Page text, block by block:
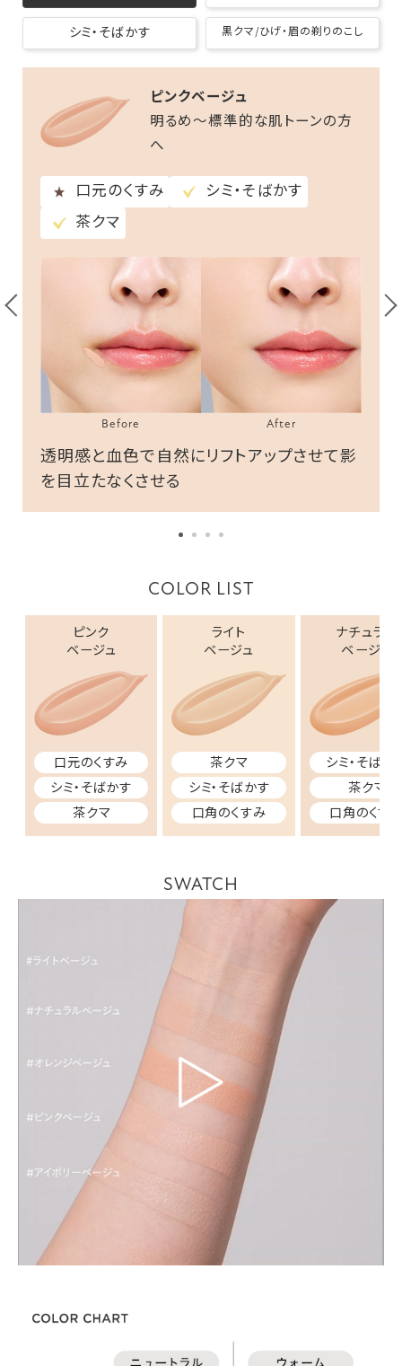
シミ・そばかす 黒クマ/ひげ・眉の剃りのこし
ピンクベージュ
明るめ～標準的な肌トーンの方
へ
口元のくすみ
シミ・そばかす
茶クマ
Before After
透明感と血色で自然にリフトアップさせて影
を目立たなくさせる
ライトベージュ
茶クマ
シミ・そばかす
口角のくすみ
透明感と血色を足して自然にトーンアップ
ナチュラルベージュ
シミ・そばかす
茶クマ
口角のくすみ
Before After
オレンジベージュ
黒クマ/ひげ・眉の剃りのこし
COLOR LIST
ピンク
ベージュ
口元のくすみ
シミ・そばかす
茶クマ
ライト
ベージュ
茶クマ
シミ・そばかす
口角のくすみ
ナチュラル
ベージュ
シミ・そばか
茶クマ
口角のくす
SWATCH